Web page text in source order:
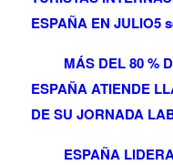
ESPAÑA EN JULIO5
MÁS DEL 80 %
ESPAÑA ATIENDE
DE SU JORNADA
ESPAÑA